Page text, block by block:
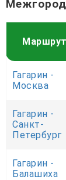
Маршрут
Гагарин -
Москва
Гагарин -
Санкт-
Петербург
Гагарин -
Балашиха